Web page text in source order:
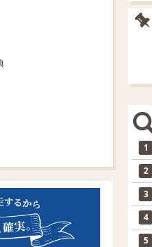
1
2
3
4
5